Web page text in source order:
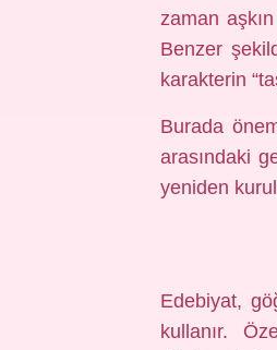
zaman
Benzer
karakterin
Burada
arasındaki
yeniden
Edebiyat,
kullanır.